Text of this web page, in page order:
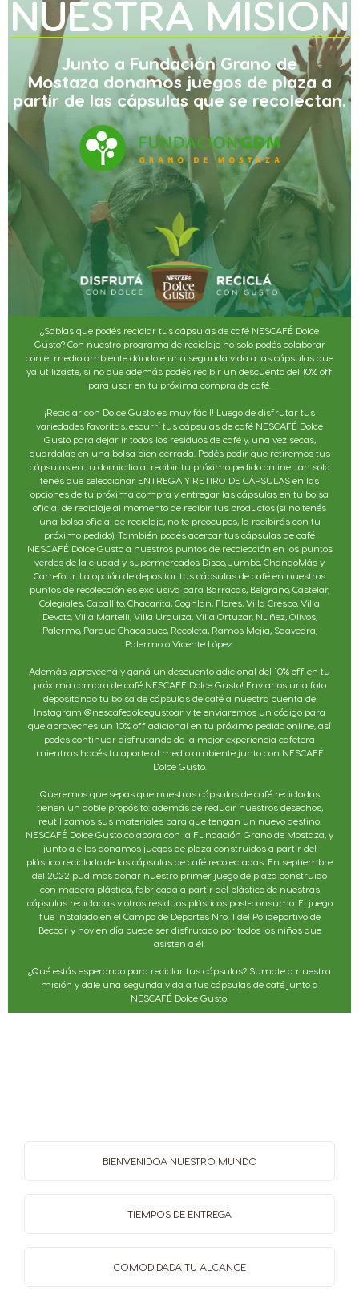
NUESTRA MISIÓN
Junto a Fundación Grano de
Mostaza donamos juegos de plaza a
partir de las cápsulas que se recolectan.
¿Sabías que podés reciclar tus cápsulas de café NESCAFÉ Dolce
Gusto? Con nuestro programa de reciclaje no solo podés colaborar
con el medio ambiente dándole una segunda vida a las cápsulas que
ya utilizaste, si no que además podés recibir un descuento del 10% off
para usar en tu próxima compra de café.
¡Reciclar con Dolce Gusto es muy fácil! Luego de disfrutar tus
variedades favoritas, escurrí tus cápsulas de café NESCAFÉ Dolce
Gusto para dejar ir todos los residuos de café y, una vez secas,
guardalas en una bolsa bien cerrada. Podés pedir que retiremos tus
cápsulas en tu domicilio al recibir tu próximo pedido online: tan solo
tenés que seleccionar ENTREGA Y RETIRO DE CÁPSULAS en las
opciones de tu próxima compra y entregar las cápsulas en tu bolsa
oficial de reciclaje al momento de recibir tus productos (si no tenés
una bolsa oficial de reciclaje, no te preocupes, la recibirás con tu
próximo pedido). También podés acercar tus cápsulas de café
NESCAFÉ Dolce Gusto a nuestros puntos de recolección en los puntos
verdes de la ciudad y supermercados Disco, Jumbo, ChangoMás y
Carrefour. La opción de depositar tus cápsulas de café en nuestros
puntos de recolección es exclusiva para Barracas, Belgrano, Castelar,
Colegiales, Caballito, Chacarita, Coghlan, Flores, Villa Crespo, Villa
Devoto, Villa Martelli, Villa Urquiza, Villa Ortuzar, Nuñez, Olivos,
Palermo, Parque Chacabuco, Recoleta, Ramos Mejia, Saavedra,
Palermo o Vicente López.
Además ¡aprovechá y ganá un descuento adicional del 10% off en tu
próxima compra de café NESCAFÉ Dolce Gusto! Envianos una foto
depositando tu bolsa de cápsulas de café a nuestra cuenta de
Instagram @nescafedolcegustoar y te enviaremos un código para
que aproveches un 10% off adicional en tu próximo pedido online, así
podes continuar disfrutando de la mejor experiencia cafetera
mientras hacés tu aporte al medio ambiente junto con NESCAFÉ
Dolce Gusto.
Queremos que sepas que nuestras cápsulas de café recicladas
tienen un doble propósito: además de reducir nuestros desechos,
reutilizamos sus materiales para que tengan un nuevo destino.
NESCAFÉ Dolce Gusto colabora con la Fundación Grano de Mostaza, y
junto a ellos donamos juegos de plaza construidos a partir del
plástico reciclado de las cápsulas de café recolectadas. En septiembre
del 2022 pudimos donar nuestro primer juego de plaza construido
con madera plástica, fabricada a partir del plástico de nuestras
cápsulas recicladas y otros residuos plásticos post-consumo. El juego
fue instalado en el Campo de Deportes Nro. 1 del Polideportivo de
Beccar y hoy en día puede ser disfrutado por todos los niños que
asisten a él.
¿Qué estás esperando para reciclar tus cápsulas? Sumate a nuestra
misión y dale una segunda vida a tus cápsulas de café junto a
NESCAFÉ Dolce Gusto.
BIENVENIDOA NUESTRO MUNDO
TIEMPOS DE ENTREGA
COMODIDADA TU ALCANCE